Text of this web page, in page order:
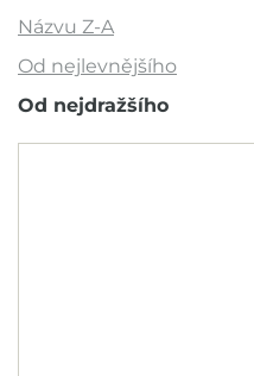
Outlet
Doporučujeme
Názvu Z-A
Od nejlevnějšího
Od nejdražšího